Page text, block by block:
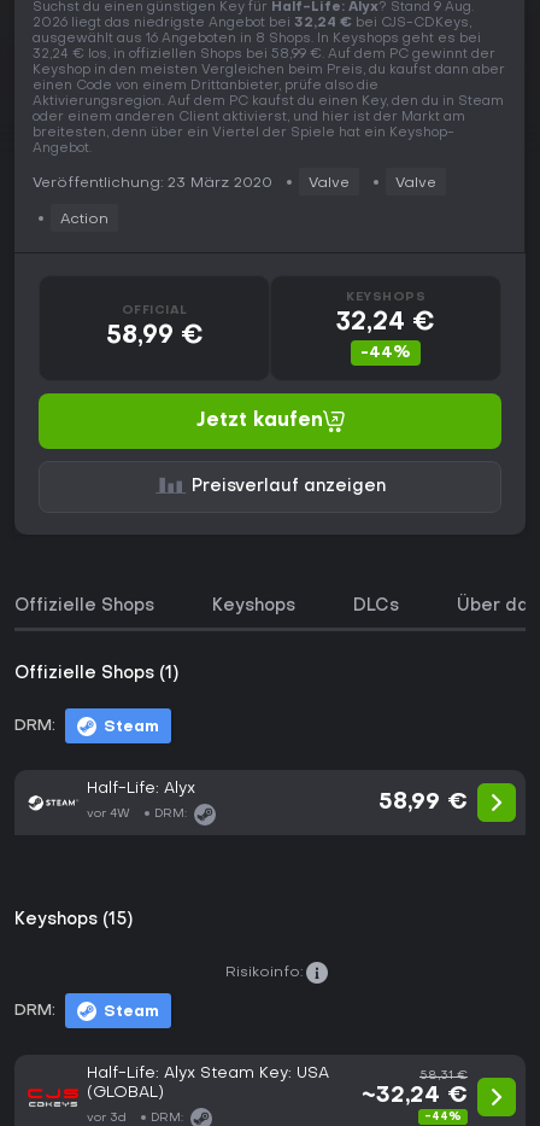
Suchst du einen günstigen Key für Half-Life: Alyx? Stand 9 Aug.
2026 liegt das niedrigste Angebot bei 32,24 € bei CJS-CDKeys,
ausgewählt aus 16 Angeboten in 8 Shops. In Keyshops geht es bei
32,24 € los, in offiziellen Shops bei 58,99 €. Auf dem PC gewinnt der
Keyshop in den meisten Vergleichen beim Preis, du kaufst dann aber
einen Code von einem Drittanbieter, prüfe also die
Aktivierungsregion. Auf dem PC kaufst du einen Key, den du in Steam
oder einem anderen Client aktivierst, und hier ist der Markt am
breitesten, denn über ein Viertel der Spiele hat ein Keyshop-
Angebot.
Veröffentlichung: 23 März 2020 Valve Valve
Action
OFFICIAL
58,99 €
KEYSHOPS
32,24 €
-44%
Jetzt kaufen
Preisverlauf anzeigen
Offizielle Shops Keyshops DLCs Über
Offizielle Shops (1)
DRM: Steam
Half-Life: Alyx
vor 4W DRM:
58,99 €
Keyshops (15)
DRM: Steam
Risikoinfo:
Half-Life: Alyx Steam Key: USA
(GLOBAL)
vor 3d DRM:
58,31 €
~32,24 €
-44%